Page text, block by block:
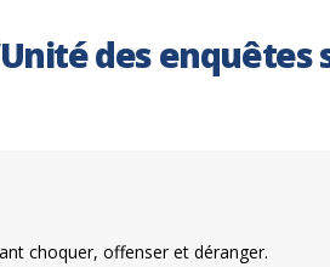
des enquêtes
choquer, offenser et déranger.